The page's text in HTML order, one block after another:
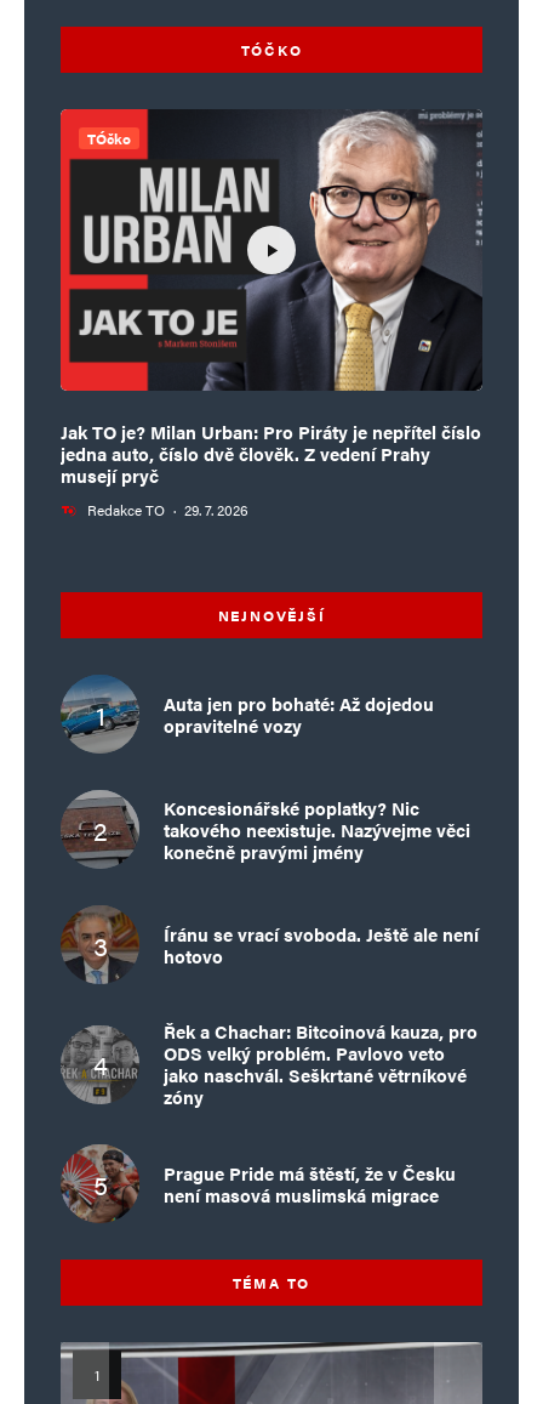
TÓČKO
TÓčko
Jak TO je? Milan Urban: Pro Piráty je nepřítel číslo
jedna auto, číslo dvě člověk. Z vedení Prahy
musejí pryč
Redakce TO · 29. 7. 2026
NEJNOVĚJŠÍ
Auta jen pro bohaté: Až dojedou
opravitelné vozy
Koncesionářské poplatky? Nic
takového neexistuje. Nazývejme věci
konečně pravými jmény
Íránu se vrací svoboda. Ještě ale není
hotovo
Řek a Chachar: Bitcoinová kauza, pro
ODS velký problém. Pavlovo veto
jako naschvál. Seškrtané větrníkové
zóny
Prague Pride má štěstí, že v Česku
není masová muslimská migrace
TÉMA TO